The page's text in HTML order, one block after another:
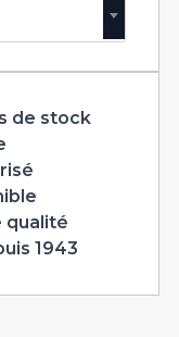
de stock
qualité
1943